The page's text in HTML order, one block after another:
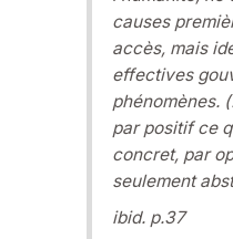
causes
accès, mais
effectives
phénomènes.
par positif ce
concret, par
seulement
ibid. p.37